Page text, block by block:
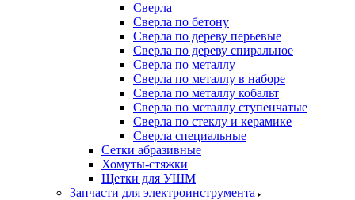
Сверла
Сверла по бетону
Сверла по дереву перьевые
Сверла по дереву спиральное
Сверла по металлу
Сверла по металлу в наборе
Сверла по металлу кобальт
Сверла по металлу ступенчатые
Сверла по стеклу и керамике
Сверла специальные
Сетки абразивные
Хомуты-стяжки
Щетки для УШМ
Запчасти для электроинструмента